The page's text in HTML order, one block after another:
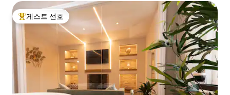
상위 게스트 선호
게스트 선호